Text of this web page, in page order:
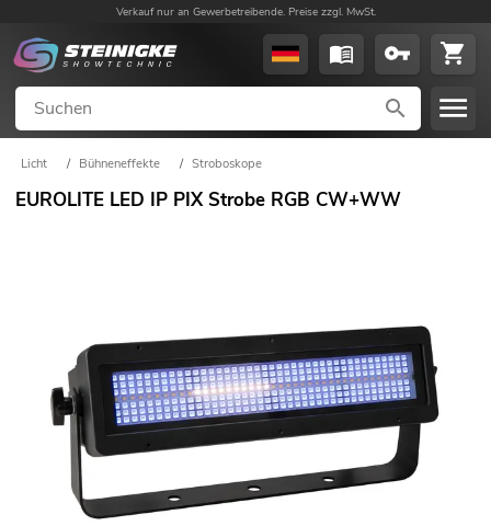
Verkauf nur an Gewerbetreibende. Preise zzgl. MwSt.
Licht / Bühneneffekte / Stroboskope
EUROLITE LED IP PIX Strobe RGB CW+WW